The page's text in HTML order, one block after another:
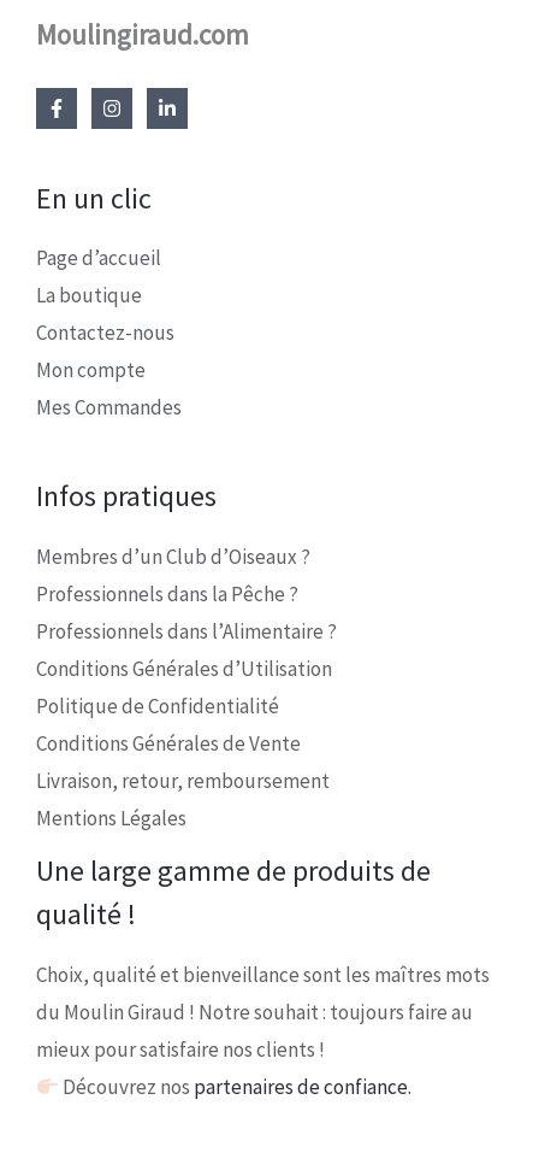
Moulingiraud.com
En un clic
Page d’accueil
La boutique
Contactez-nous
Mon compte
Mes Commandes
Infos pratiques
Membres d’un Club d’Oiseaux ?
Professionnels dans la Pêche ?
Professionnels dans l’Alimentaire ?
Conditions Générales d’Utilisation
Politique de Confidentialité
Conditions Générales de Vente
Livraison, retour, remboursement
Mentions Légales
Une large gamme de produits de
qualité !
Choix, qualité et bienveillance sont les maîtres mots
du Moulin Giraud ! Notre souhait : toujours faire au
mieux pour satisfaire nos clients !
Découvrez nos partenaires de confiance.